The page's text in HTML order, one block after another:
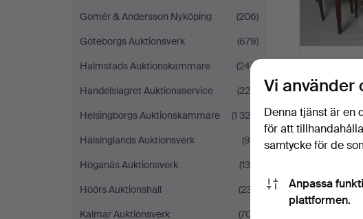
Gomér & Andersson Nyköping
(206)
Göteborgs Auktionsverk
(679)
Halmstads Auktionskammare
(245)
Handelslagret Auktionsservice
(220)
Helsingborgs Auktionskammare
(1 329)
Hälsinglands Auktionsverk
(99)
Höganäs Auktionsverk
(134)
Höörs Auktionshall
(237)
Kalmar Auktionsverk
(707)
HANS
MED 4
Klubbades 30
1 bud
922 USD
Vi använder
Denna tjänst är en
för att
samtycke för de
Anpassa
plattformen.